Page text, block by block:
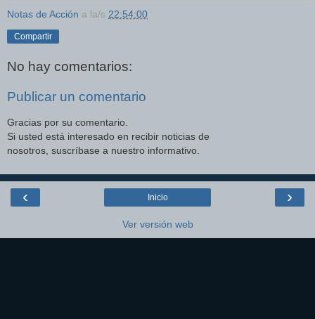
Notas de Acción a la/s 22:54:00
Compartir
No hay comentarios:
Publicar un comentario
Gracias por su comentario.
Si usted está interesado en recibir noticias de
nosotros, suscríbase a nuestro informativo.
‹ ›
Inicio
Ver versión web